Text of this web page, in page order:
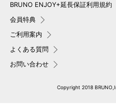
今までのホットプレートにはな
したデザインはテーブルウエアの
2～3人にちょうど良いサイズで
A4サイズなので、テーブルの
BRUNO ENJOY+延長保証利用規約
会員特典
ご利用案内
よくある質問
お問い合わせ
Copyright 2018